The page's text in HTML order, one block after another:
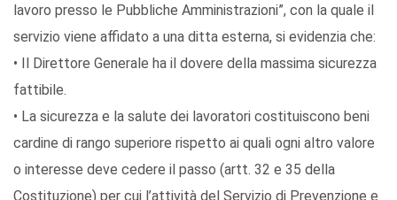
lavoro presso le Pubbliche Amministrazioni”, con la quale il
servizio viene affidato a una ditta esterna, si evidenzia che:
• Il Direttore Generale ha il dovere della massima sicurezza
fattibile.
• La sicurezza e la salute dei lavoratori costituiscono beni
cardine di rango superiore rispetto ai quali ogni altro valore
o interesse deve cedere il passo (artt. 32 e 35 della
Costituzione) per cui l’attività del Servizio di Prevenzione e